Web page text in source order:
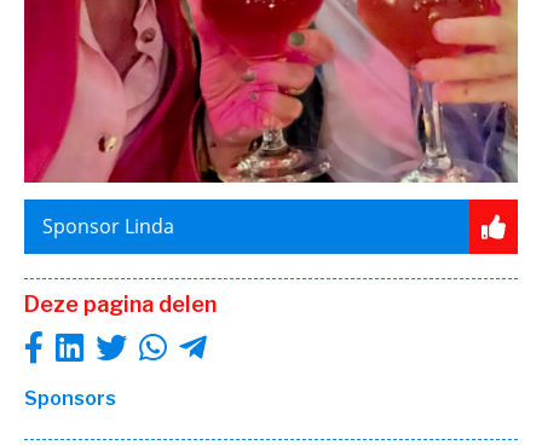
Sponsor Linda
Deze pagina delen
Sponsors